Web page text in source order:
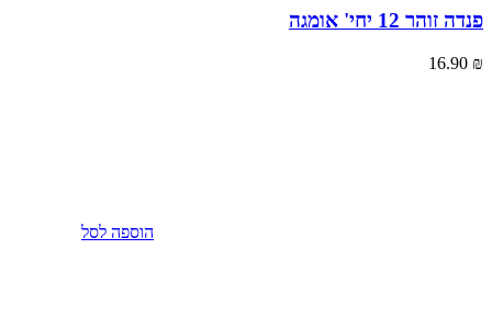
פנדה זוהר 12 יחי' אומגה
16.90 ₪
הוספה לסל